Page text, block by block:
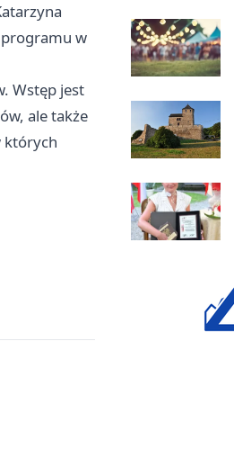
programu w
Wstęp jest
ale także
których